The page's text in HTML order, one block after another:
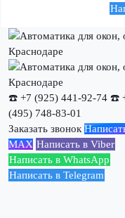
☎️ +7 (925) 441-92-74 ☎️
(495) 748-83-01
Заказать звонок
MAX Написать в Viber
Написать в WhatsApp
Написать в Telegram